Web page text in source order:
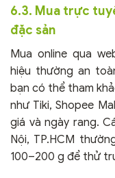
6.3. Mua trực
đặc sản
Mua online qua
hiệu thường an
bạn có thể tham
như Tiki, Shopee
giá và ngày rang.
Nội, TP.HCM
100–200 g để thử